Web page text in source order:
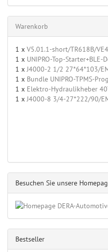
Warenkorb
1 x V5.01.1-short/TR618B/VE4
1 x UNIPRO-Top-Starter+BLE-
1 xJ4000-2 1/2 27*64*103/
1 x Bundle UNIPRO-TPMS-
1 x Elektro-Hydraulikheber
1 xJ4000-8 3/4-27*222/90/
Besuchen Sie unsere
Bestseller